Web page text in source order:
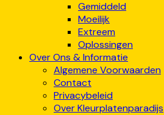
Gemiddeld
Moeilijk
Extreem
Oplossingen
Over Ons & Informatie
Algemene Voorwaarden
Contact
Privacybeleid
Over Kleurplatenparadijs